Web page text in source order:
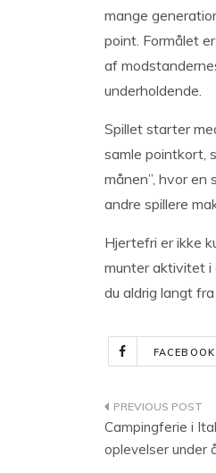
mange
point. Formålet
af
underholdende.
Spillet starter
samle pointkort,
månen”, hvor
andre spillere
Hjertefri er ikke
munter aktivitet i
du aldrig langt
FACEBOOK
Campingferie i
oplevelser under